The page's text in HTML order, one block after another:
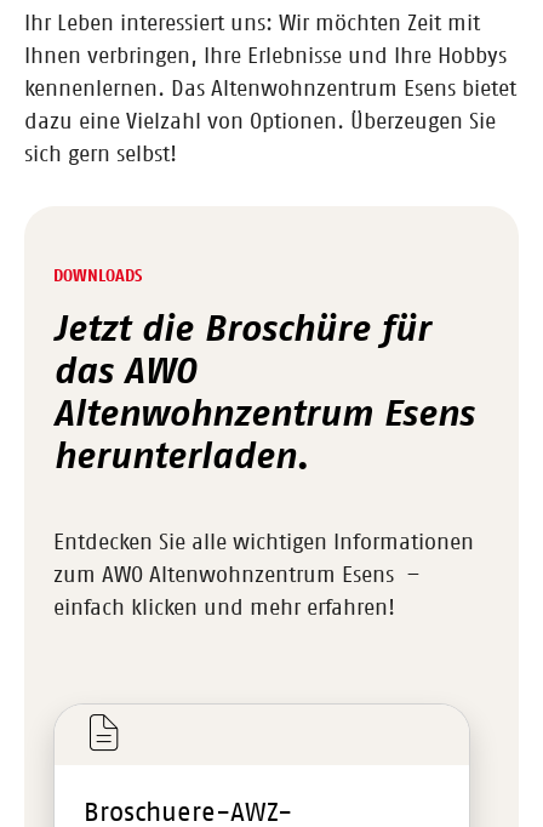
Ihr Leben interessiert uns: Wir möchten Zeit mit
Ihnen verbringen, Ihre Erlebnisse und Ihre Hobbys
kennenlernen. Das Altenwohnzentrum Esens bietet
dazu eine Vielzahl von Optionen. Überzeugen Sie
sich gern selbst!
DOWNLOADS
Jetzt die Broschüre für
das AWO
Altenwohnzentrum Esens
herunterladen.
Entdecken Sie alle wichtigen Informationen
zum AWO Altenwohnzentrum Esens –
einfach klicken und mehr erfahren!
Broschuere-AWZ-